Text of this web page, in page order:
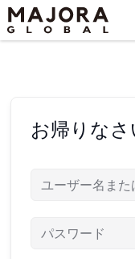
Skip
Skip
お帰りなさ